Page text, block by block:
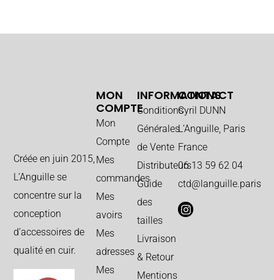
Créée en juin 2015,
L’Anguille se
concentre sur la
conception
d’accessoires de
qualité en cuir.
INFORMATIONS
Conditions
Générales
de Vente
Distributeurs
Guide
des
tailles
Livraison
& Retour
Mentions
MON
COMPTE
Mon
Compte
Mes
commandes
Mes
avoirs
Mes
adresses
Mes
CONTACT
Cyril DUNN
L’Anguille, Paris
France
06 13 59 62 04
ctd@languille.paris